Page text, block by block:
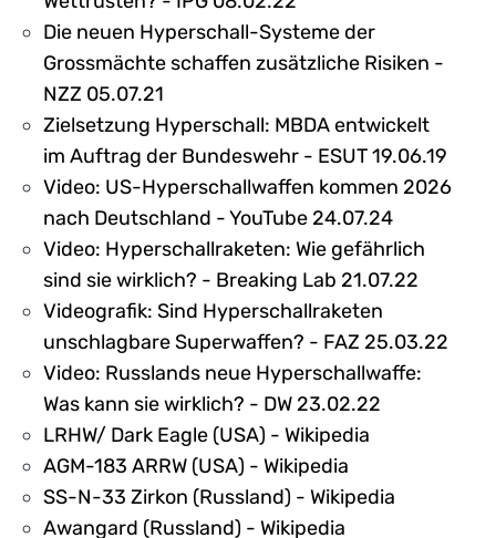
Die neuen Hyperschall-Systeme der
Grossmächte schaffen zusätzliche Risiken -
NZZ 05.07.21
Zielsetzung Hyperschall: MBDA entwickelt
im Auftrag der Bundeswehr - ESUT 19.06.19
Video: US-Hyperschallwaffen kommen 2026
nach Deutschland - YouTube 24.07.24
Video: Hyperschallraketen: Wie gefährlich
sind sie wirklich? - Breaking Lab 21.07.22
Videografik: Sind Hyperschallraketen
unschlagbare Superwaffen? - FAZ 25.03.22
Video: Russlands neue Hyperschallwaffe:
Was kann sie wirklich? - DW 23.02.22
LRHW/ Dark Eagle (USA) - Wikipedia
AGM-183 ARRW (USA) - Wikipedia
SS-N-33 Zirkon (Russland) - Wikipedia
Awangard (Russland) - Wikipedia